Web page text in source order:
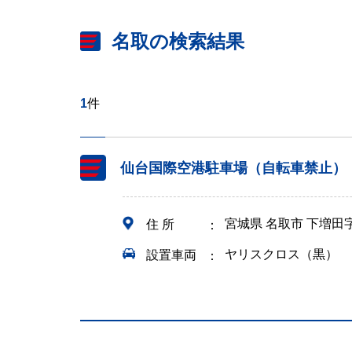
名取の検索結果
1件
仙台国際空港駐車場（自転車禁止）
住 所 宮城県 名取市 下増田
設置車両 ヤリスクロス（黒）